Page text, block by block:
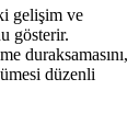
gelişim ve
gösterir.
duraksamasını,
düzenli